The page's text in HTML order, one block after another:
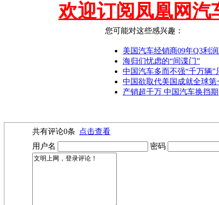
欢迎订阅凤凰网汽
您可能对这些感兴趣：
美国汽车经销商09年Q3利
海归们忧虑的“间谍门”
中国汽车多而不强“千万辆”
中国欲取代美国成就全球第
产销超千万 中国汽车换挡期
共有评论0条
点击查看
用户名
密码